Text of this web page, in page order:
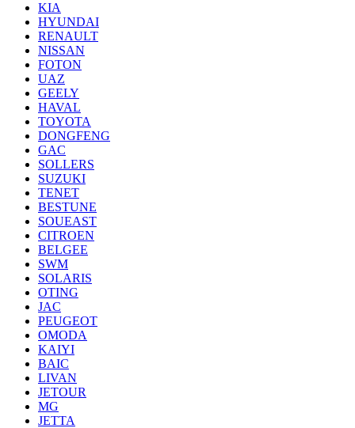
KIA
HYUNDAI
RENAULT
NISSAN
FOTON
UAZ
GEELY
HAVAL
TOYOTA
DONGFENG
GAC
SOLLERS
SUZUKI
TENET
BESTUNE
SOUEAST
CITROEN
BELGEE
SWM
SOLARIS
OTING
JAC
PEUGEOT
OMODA
KAIYI
BAIC
LIVAN
JETOUR
MG
JETTA